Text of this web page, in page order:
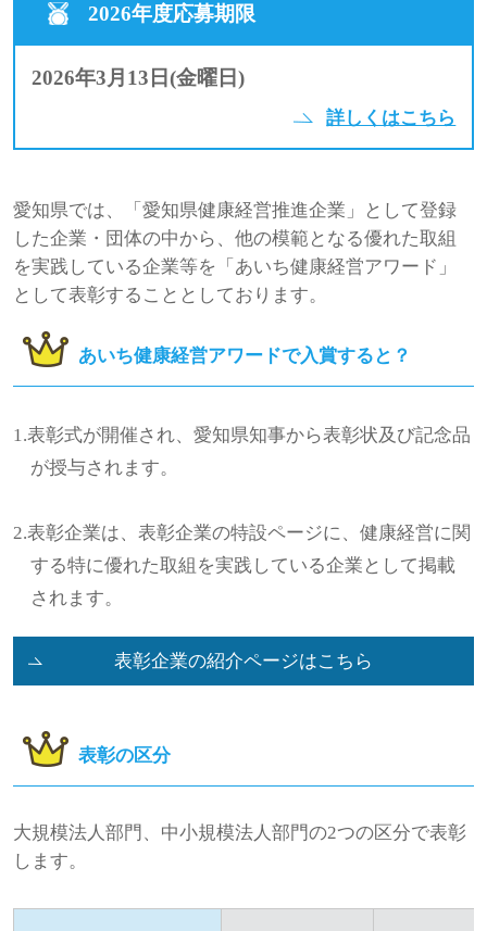
2026年度応募期限
2026年3月13日(金曜日)
詳しくはこちら
愛知県では、「愛知県健康経営推進企業」として登録
した企業・団体の中から、他の模範となる優れた取組
を実践している企業等を「あいち健康経営アワード」
として表彰することとしております。
あいち健康経営アワードで入賞すると？
1.表彰式が開催され、愛知県知事から表彰状及び記念品
が授与されます。
2.表彰企業は、表彰企業の特設ページに、健康経営に関
する特に優れた取組を実践している企業として掲載
されます。
表彰企業の紹介ページはこちら
表彰の区分
大規模法人部門、中小規模法人部門の2つの区分で表彰
します。